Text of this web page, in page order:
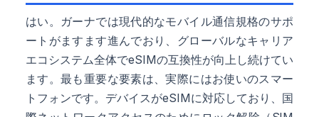
はい。ガーナでは現代的なモバイル通信規格のサポ
ートがますます進んでおり、グローバルなキャリア
エコシステム全体でeSIMの互換性が向上し続けてい
ます。最も重要な要素は、実際にはお使いのスマー
トフォンです。デバイスがeSIMに対応しており、国